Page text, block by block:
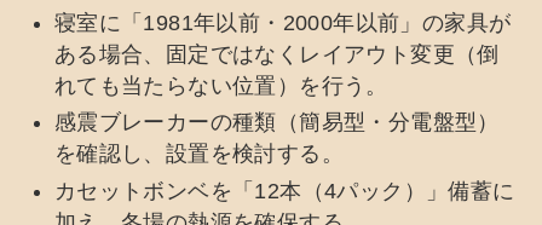
寝室に「1981年以前・2000年以前」の家具が
ある場合、固定ではなくレイアウト変更（倒
れても当たらない位置）を行う。
感震ブレーカーの種類（簡易型・分電盤型）
を確認し、設置を検討する。
カセットボンベを「12本（4パック）」備蓄に